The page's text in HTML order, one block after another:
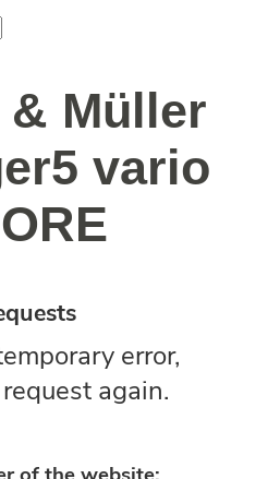
& Müller
vario